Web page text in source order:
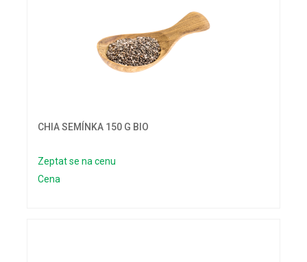
CHIA SEMÍNKA 150 G BIO
Zeptat se na cenu
Cena